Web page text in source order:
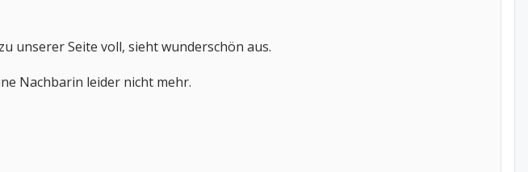
unserer Seite voll, sieht wunderschön aus.
Nachbarin leider nicht mehr.